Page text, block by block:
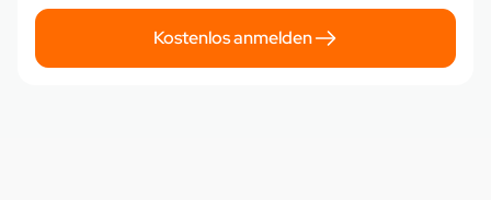
Kostenlos anmelden